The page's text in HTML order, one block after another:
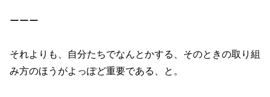
ーーー
それよりも、自分たちでなんとかする、そのときの取り組
み方のほうがよっぽど重要である、と。